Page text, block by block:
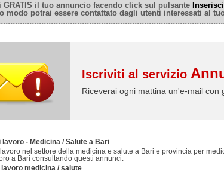
GRATIS il tuo annuncio facendo click sul pulsante
modo potrai essere contattato dagli utenti interessati al
Iscriviti al servizio
Riceverai ogni mattina un'e-mail con
lavoro - Medicina / Salute a Bari
nel settore della medicina e salute a Bari e provincia per
a Bari consultando questi annunci.
medicina / salute